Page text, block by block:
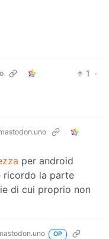
1
·
per android
ricordo la parte
di cui proprio non
OP